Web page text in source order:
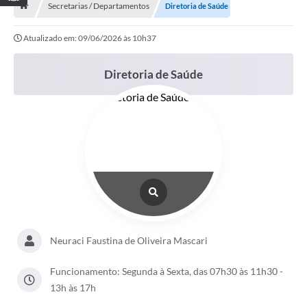
Secretarias / Departamentos Diretoria de Saúde
Atualizado em: 09/06/2026 às 10h37
Diretoria de Saúde
Neuraci Faustina de Oliveira Mascari
Funcionamento: Segunda à Sexta, das 07h30 às 11h30 -
13h às 17h